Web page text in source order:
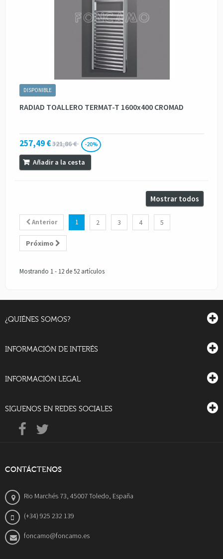
DISPONIBLE
RADIAD TOALLERO TERMAT-T 1600x400 CROMAD
257,49 €321,86 € -20%
Añadir a la cesta
Mostrar todos
Anterior 1 2 3 4 5
Próximo
Mostrando 1 - 12 de 52 artículos
¿QUIÉNES SOMOS?
INFORMACIÓN DE INTERÉS
INFORMACIÓN LEGAL
SIGUENOS EN REDES SOCIALES
CONTÁCTENOS
Rio Marchés 73, 45007 Toledo, España
(+34) 925 232 139
foncamo@foncamo.es